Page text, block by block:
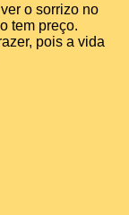
o sorrizo no
tem preço.
pois a vida